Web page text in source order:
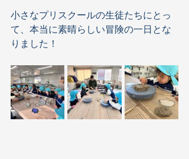
小さなプリスクールの生徒たちにとっ
て、本当に素晴らしい冒険の一日とな
りました！